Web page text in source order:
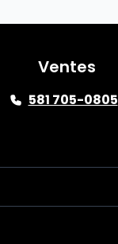
Ventes
581 705-0805